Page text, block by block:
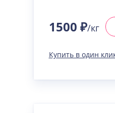
1500 ₽/кг
Купить в один